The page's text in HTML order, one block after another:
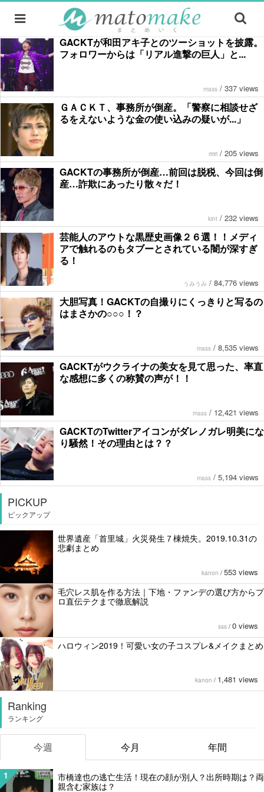
GACKTが和田アキ子とのツーショットを披露。
フォロワーからは「リアル進撃の巨人」と...
mass / 337 views
ＧＡＣＫＴ、事務所が倒産。「警察に相談せざ
るをえないような金の使い込みの疑いが...」
ririri / 205 views
GACKTの事務所が倒産…前回は脱税、今回は倒
産…詐欺にあったり散々だ！
kint / 232 views
芸能人のアウトな黒歴史画像２６選！！メディ
アで触れるのもタブーとされている闇が深すぎ
る！
うみうみ / 84,776 views
大胆写真！GACKTの自撮りにくっきりと写るの
はまさかの○○○！？
mass / 8,535 views
GACKTがウクライナの美女を見て思った、率直
な感想に多くの称賛の声が！！
mass / 12,421 views
GACKTのTwitterアイコンがダレノガレ明美にな
り騒然！その理由とは？？
mass / 5,194 views
PICKUP
ピックアップ
世界遺産「首里城」火災発生７棟焼失。2019.10.31の
悲劇まとめ
kanon / 553 views
毛穴レス肌を作る方法｜下地・ファンデの選び方からプ
ロ直伝テクまで徹底解説
sss / 0 views
ハロウィン2019！可愛い女の子コスプレ&メイクまとめ
kanon / 1,481 views
Ranking
ランキング
今週 今月 年間
1
市橋達也の逃亡生活！現在の顔が別人？出所時期は？両
親含む家族は？